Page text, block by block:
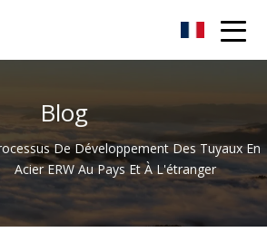
Blog
De Développement Des Tuyaux En
Acier ERW Au Pays Et À L'étranger